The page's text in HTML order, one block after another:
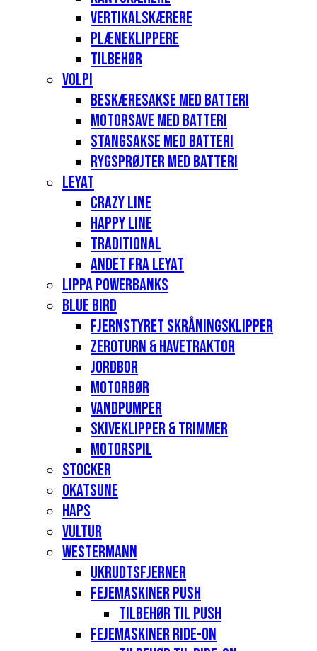
Vertikalskærere
Plæneklippere
Tilbehør
Volpi
Beskæresakse med batteri
Motorsave med batteri
Stangsakse med batteri
Rygsprøjter med batteri
Leyat
Crazy Line
Happy Line
Traditional
Andet fra Leyat
Lippa Powerbanks
Blue Bird
Fjernstyret skråningsklipper
Zeroturn & havetraktor
Jordbor
Motorbør
Vandpumper
Skiveklipper & Trimmer
Motorspil
Stocker
Okatsune
Haps
Vultur
Westermann
Ukrudtsfjerner
Fejemaskiner Push
Tilbehør til push
Fejemaskiner Ride-on